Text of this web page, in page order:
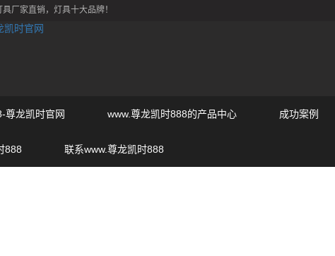
厂家直销，灯具十大品牌！
凯时官网
尊龙凯时官网 www.尊龙凯时888的产品中心 成功案例
888 联系www.尊龙凯时888